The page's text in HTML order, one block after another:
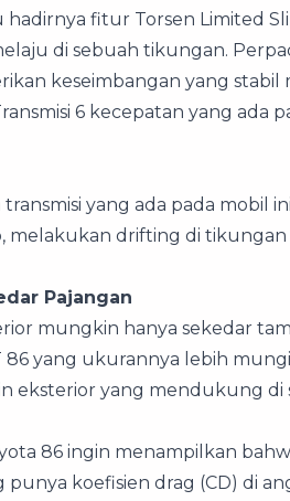
fitur Torsen Limited
di sebuah tikungan.
keseimbangan yang stabil
6 kecepatan yang ada
yang ada pada mobil
melakukan drifting di
Pajangan
mungkin hanya sekedar
yang ukurannya lebih
eksterior yang mendukung di
86 ingin menampilkan
koefisien drag (CD) di